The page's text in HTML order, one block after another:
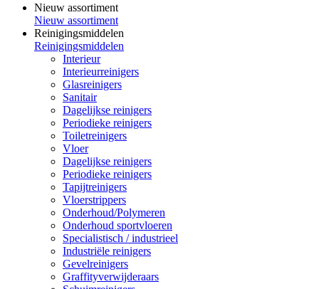
Nieuw assortiment
Nieuw assortiment
Reinigingsmiddelen
Reinigingsmiddelen
Interieur
Interieurreinigers
Glasreinigers
Sanitair
Dagelijkse reinigers
Periodieke reinigers
Toiletreinigers
Vloer
Dagelijkse reinigers
Periodieke reinigers
Tapijtreinigers
Vloerstrippers
Onderhoud/Polymeren
Onderhoud sportvloeren
Specialistisch / industrieel
Industriële reinigers
Gevelreinigers
Graffityverwijderaars